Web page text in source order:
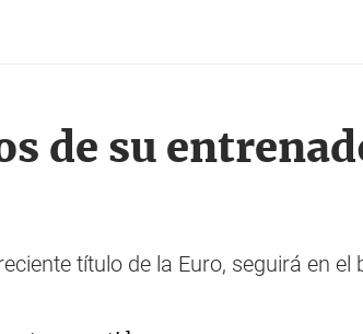
de su
título de la Euro, seguirá en el